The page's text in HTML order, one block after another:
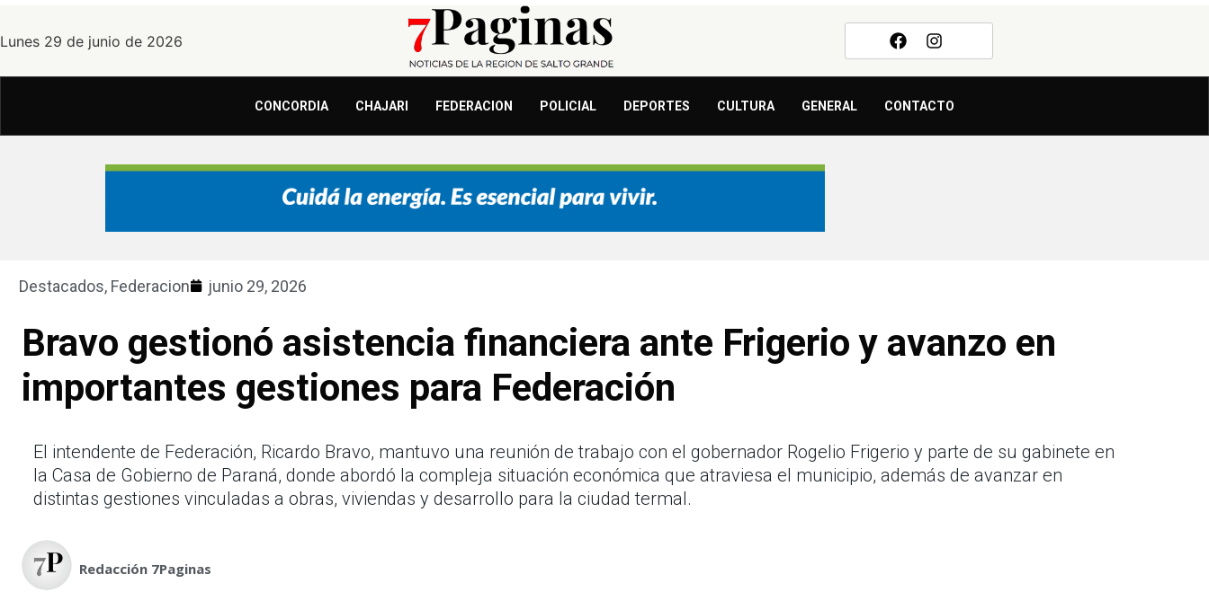
Lunes 29 de junio de 2026
CONCORDIA CHAJARI FEDERACION POLICIAL DEPORTES CULTURA GENERAL CONTACTO
Destacados, Federacion junio 29, 2026
Bravo gestionó asistencia financiera ante Frigerio y avanzo en
importantes gestiones para Federación
El intendente de Federación, Ricardo Bravo, mantuvo una reunión de trabajo con el gobernador Rogelio Frigerio y parte de su gabinete en
la Casa de Gobierno de Paraná, donde abordó la compleja situación económica que atraviesa el municipio, además de avanzar en
distintas gestiones vinculadas a obras, viviendas y desarrollo para la ciudad termal.
Redacción 7Paginas